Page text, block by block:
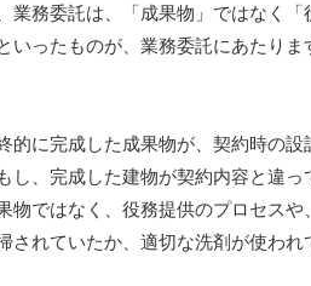
務委託は、「成果物」ではなく
ったものが、業務委託にあたり
的に完成した成果物が、契約時の
、完成した建物が契約内容と違
ではなく、役務提供のプロセス
れていたか、適切な洗剤が使わ